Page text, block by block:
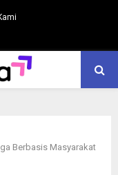
Berbasis Masyarakat